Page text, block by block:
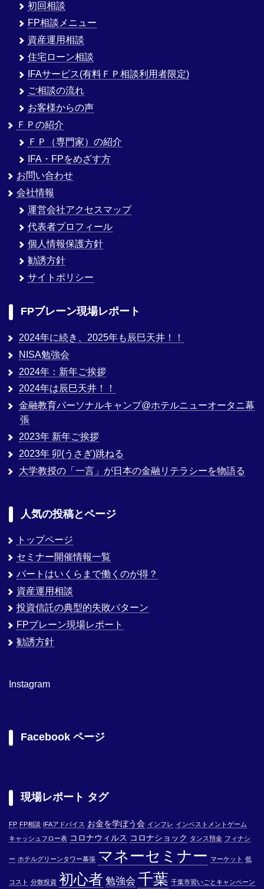
初回相談
FP相談メニュー
資産運用相談
住宅ローン相談
IFAサービス(有料ＦＰ相談利用者限定)
ご相談の流れ
お客様からの声
ＦＰの紹介
ＦＰ（専門家）の紹介
IFA・FPをめざす方
お問い合わせ
会社情報
運営会社アクセスマップ
代表者プロフィール
個人情報保護方針
勧誘方針
サイトポリシー
FPブレーン現場レポート
2024年に続き、2025年も辰巳天井！！
NISA勉強会
2024年：新年ご挨拶
2024年は辰巳天井！！
金融教育パーソナルキャンプ@ホテルニューオータニ幕
張
2023年 新年ご挨拶
2023年 卯(うさぎ)跳ねる
大学教授の「一言」が日本の金融リテラシーを物語る
人気の投稿とページ
トップページ
セミナー開催情報一覧
パートはいくらまで働くのが得？
資産運用相談
投資信託の典型的失敗パターン
FPブレーン現場レポート
勧誘方針
Instagram
Facebook ページ
現場レポート タグ
FP FP相談 IFAアドバイス お金を学ぼう会 インフレ インベストメントゲーム
キャッシュフロー表 コロナウィルス コロナショック タンス預金 フィナシ
ー ホテルグリーンタワー幕張 マネーセミナー マーケット 低
コスト 分散投資 初心者 勉強会 千葉 千葉市習いごとキャンペーン